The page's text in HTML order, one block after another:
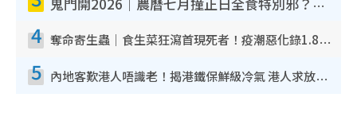
鬼門開2026｜農曆七月撞正日全食特別邪？專家警告切忌做一事！揭4大禁忌+2招保平安
4 奪命寄生蟲｜食生菜狂瀉首現死者！疫潮惡化錄1.8萬宗病例 揭洗菜3大謬誤
5 內地客歎港人唔識老！揭港鐵保鮮級冷氣 港人求放過：咪投訴